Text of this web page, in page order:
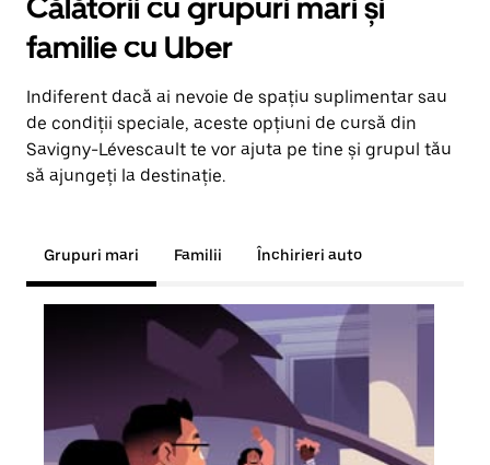
Călătorii cu grupuri mari și
familie cu Uber
Indiferent dacă ai nevoie de spațiu suplimentar sau
de condiții speciale, aceste opțiuni de cursă din
Savigny-Lévescault te vor ajuta pe tine și grupul tău
să ajungeți la destinație.
Grupuri mari Familii Închirieri auto